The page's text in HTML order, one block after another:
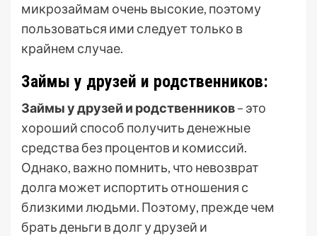
микрозаймам очень высокие, поэтому
пользоваться ими следует только в
крайнем случае.
Займы у друзей и родственников:
Займы у друзей и родственников– это
хороший способ получить денежные
средства без процентов и комиссий.
Однако, важно помнить, что невозврат
долга может испортить отношения с
близкими людьми. Поэтому, прежде чем
брать деньги в долг у друзей и